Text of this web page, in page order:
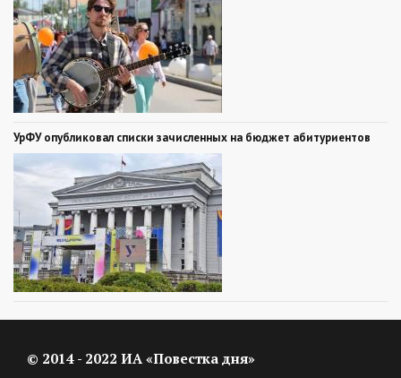
УрФУ опубликовал списки зачисленных на бюджет абитуриентов
© 2014 - 2022 ИА «Повестка дня»